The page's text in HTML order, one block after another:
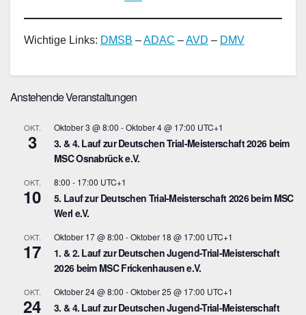
Wichtige Links: DMSB –ADAC –AVD – DMV
Anstehende Veranstaltungen
OKT.
3
Oktober 3 @ 8:00 -Oktober 4 @ 17:00 UTC+1
3. & 4. Lauf zur Deutschen Trial-Meisterschaft 2026 beim
MSC Osnabrück e.V.
OKT.
10
8:00 - 17:00 UTC+1
5. Lauf zur Deutschen Trial-Meisterschaft 2026 beim MSC
Werl e.V.
OKT.
17
Oktober 17 @ 8:00 -Oktober 18 @ 17:00 UTC+1
1. & 2. Lauf zur Deutschen Jugend-Trial-Meisterschaft
2026 beim MSC Frickenhausen e.V.
OKT.
24
Oktober 24 @ 8:00 -Oktober 25 @ 17:00 UTC+1
3. & 4. Lauf zur Deutschen Jugend-Trial-Meisterschaft